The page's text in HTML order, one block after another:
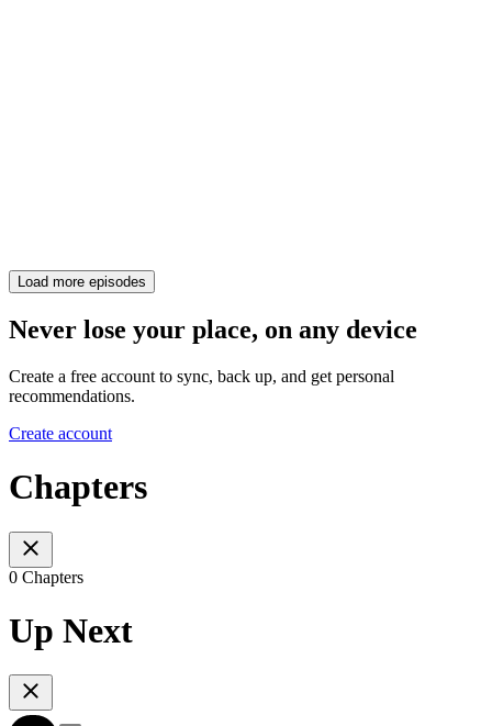
Load more episodes
Never lose your place, on any device
Create a free account to sync, back up, and get personal
recommendations.
Create account
Chapters
0 Chapters
Up Next